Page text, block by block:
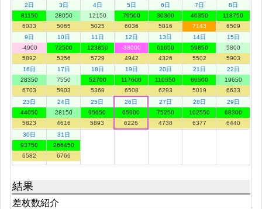
2日
81150
6033
3日
28050
5065
4日
12150
5025
5日
79500
6036
6日
30300
5816
7日
46350
7143
8日
118750
6509
9日
-4900
5892
10日
72500
5356
11日
123850
5729
12日
-38000
4942
13日
61650
4326
14日
59850
5502
15日
5800
5903
16日
28350
6703
17日
7550
5903
18日
52700
5369
19日
117600
6508
20日
110550
6293
21日
66500
5019
22日
19650
6633
23日
44050
5823
24日
28150
4616
25日
95650
5893
26日
65900
6226
27日
75250
4738
28日
102550
6377
29日
68300
6440
30日
93750
6582
31日
266450
6766
結果
差枚数紹介